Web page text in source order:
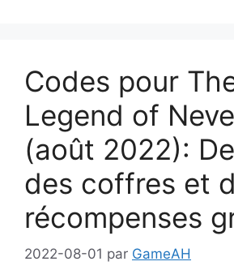
Codes pour
Legend of
(août 2022): De
des coffres et
récompenses
2022-08-01 par GameAH